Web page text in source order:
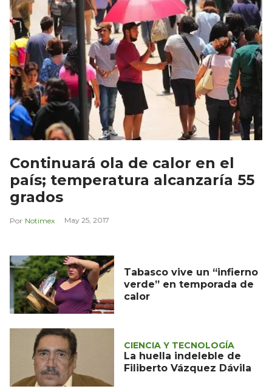
Continuará ola de calor en el
país; temperatura alcanzaría 55
grados
Notimex May 25, 2017
Tabasco vive un “infierno
verde” en temporada de
calor
CIENCIA Y TECNOLOGÍA
La huella indeleble de
Filiberto Vázquez Dávila